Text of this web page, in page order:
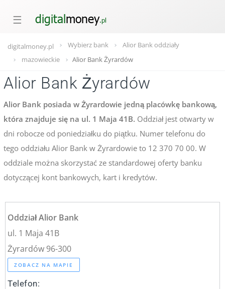
☰
digitalmoney.pl Wybierz bank
Alior Bank oddziały
mazowieckie
Alior Bank Żyrardów
Alior Bank Żyrardów
Alior Bank posiada w Żyrardowie jedną placówkę bankową,
która znajduje się na ul. 1 Maja 41B. Oddział jest otwarty w
dni robocze od poniedziałku do piątku. Numer telefonu do
tego oddziału Alior Bank w Żyrardowie to 12 370 70 00. W
oddziale można skorzystać ze standardowej oferty banku
dotyczącej kont bankowych, kart i kredytów.
Oddział Alior Bank
ul. 1 Maja 41B
Żyrardów 96-300
ZOBACZ NA MAPIE
Telefon: